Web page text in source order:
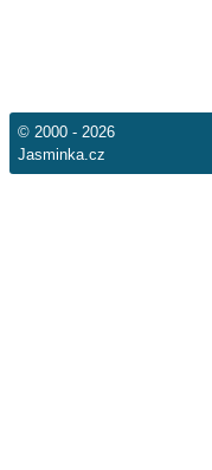
© 2000 - 2026
Jasminka.cz